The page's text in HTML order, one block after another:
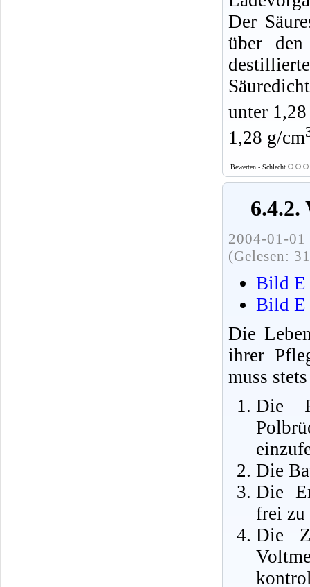
Der
über
unter
1,28 g/cm
Bewerten - Schlecht
2004-01-
(Gelesen:
Bild E
Bild E
Die
ihrer
muss
Die
Die
Die
frei zu
Die